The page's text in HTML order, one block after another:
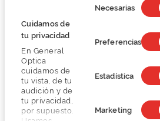
Cuidamos de
tu privacidad
En General
Optica
cuidamos de
tu vista, de tu
audición y de
tu privacidad,
por supuesto.
de
consentimiento
Necesarias
Preferencias
Estadística
Marketing
Polaroid
59,25 €